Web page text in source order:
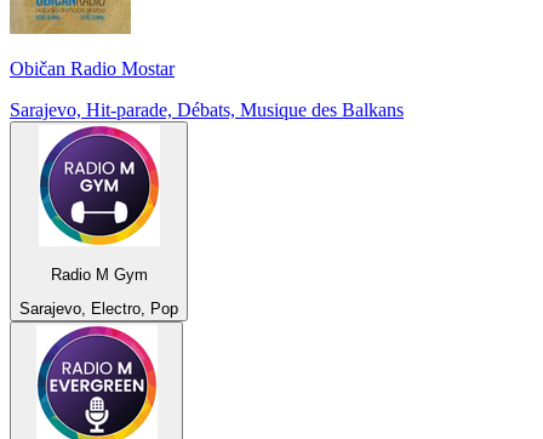
Običan Radio Mostar
Sarajevo, Hit-parade, Débats, Musique des Balkans
Radio M Gym
Sarajevo, Electro, Pop